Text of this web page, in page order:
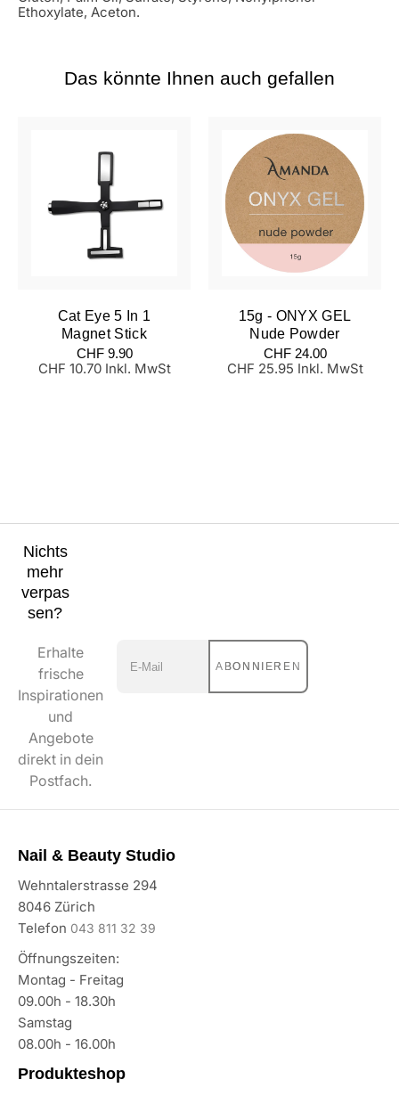
Ethoxylate, Aceton.
Das könnte Ihnen auch gefallen
Cat Eye 5 In 1
Magnet Stick
Normaler
Preis
CHF 9.90
CHF 10.70 Inkl. MwSt
15g - ONYX GEL
Nude Powder
Normaler
Preis
CHF 24.00
CHF 25.95 Inkl. MwSt
Nichts
mehr
verpas
sen?
Erhalte
frische
Inspirationen
und
Angebote
direkt in dein
Postfach.
ABONNIEREN
Nail & Beauty Studio
Wehntalerstrasse 294
8046 Zürich
Telefon 043 811 32 39
Öffnungszeiten:
Montag - Freitag
09.00h - 18.30h
Samstag
08.00h - 16.00h
Produkteshop